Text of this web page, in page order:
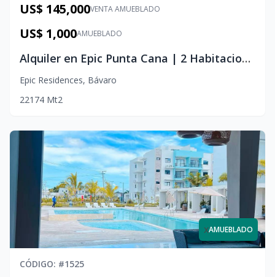
VENTA AMUEBLADO
US$ 145,000
AMUEBLADO
US$ 1,000
Alquiler en Epic Punta Cana | 2 Habitaciones
Epic Residences, Bávaro
221 74 Mt2
xAMUEBLADO
CÓDIGO: #1525